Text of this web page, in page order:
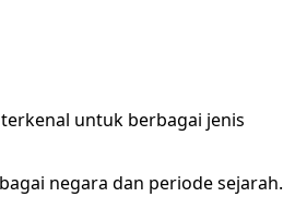
untuk berbagai jenis
negara dan periode sejarah.